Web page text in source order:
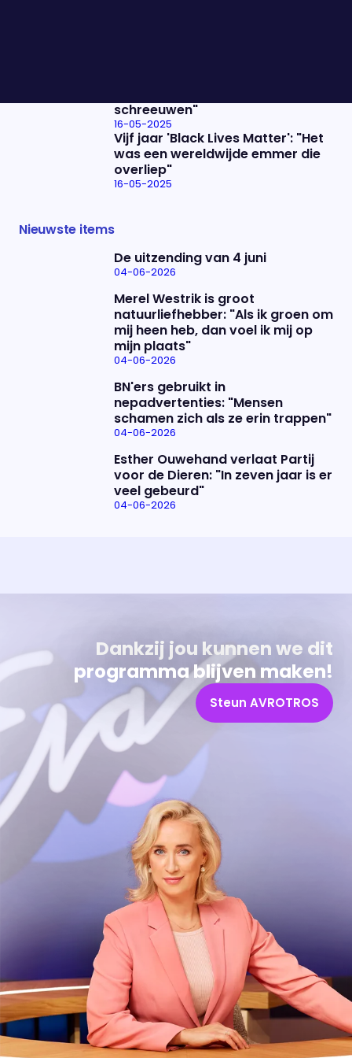
schreeuwen"
16-05-2025
Vijf jaar 'Black Lives Matter': "Het
was een wereldwijde emmer die
overliep"
16-05-2025
Nieuwste items
De uitzending van 4 juni
04-06-2026
Merel Westrik is groot
natuurliefhebber: "Als ik groen om
mij heen heb, dan voel ik mij op
mijn plaats"
04-06-2026
BN'ers gebruikt in
nepadvertenties: "Mensen
schamen zich als ze erin trappen"
04-06-2026
Esther Ouwehand verlaat Partij
voor de Dieren: "In zeven jaar is er
veel gebeurd"
04-06-2026
Dankzij jou kunnen we dit
programma blijven maken!
Steun AVROTROS